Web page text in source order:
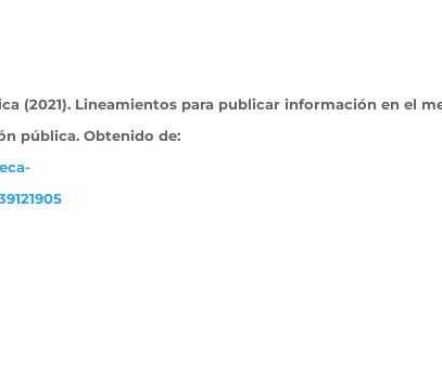
(2021). Lineamientos para publicar información en el
pública. Obtenido de: